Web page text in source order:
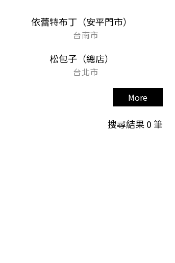
依蕾特布丁（安平門市）
台南市
松包子（總店）
台北市
More
搜尋結果0筆